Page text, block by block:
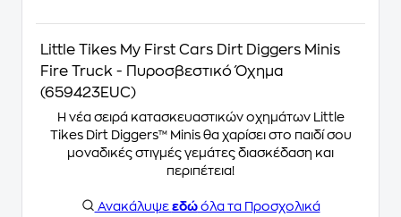
Little Tikes My First Cars Dirt Diggers Minis
Fire Truck - Πυροσβεστικό Όχημα
(659423EUC)
Η νέα σειρά κατασκευαστικών οχημάτων Little
Tikes Dirt Diggers™ Minis θα χαρίσει στο παιδί σου
μοναδικές στιγμές γεμάτες διασκέδαση και
περιπέτεια!
Ανακάλυψε εδώόλα τα Προσχολικά